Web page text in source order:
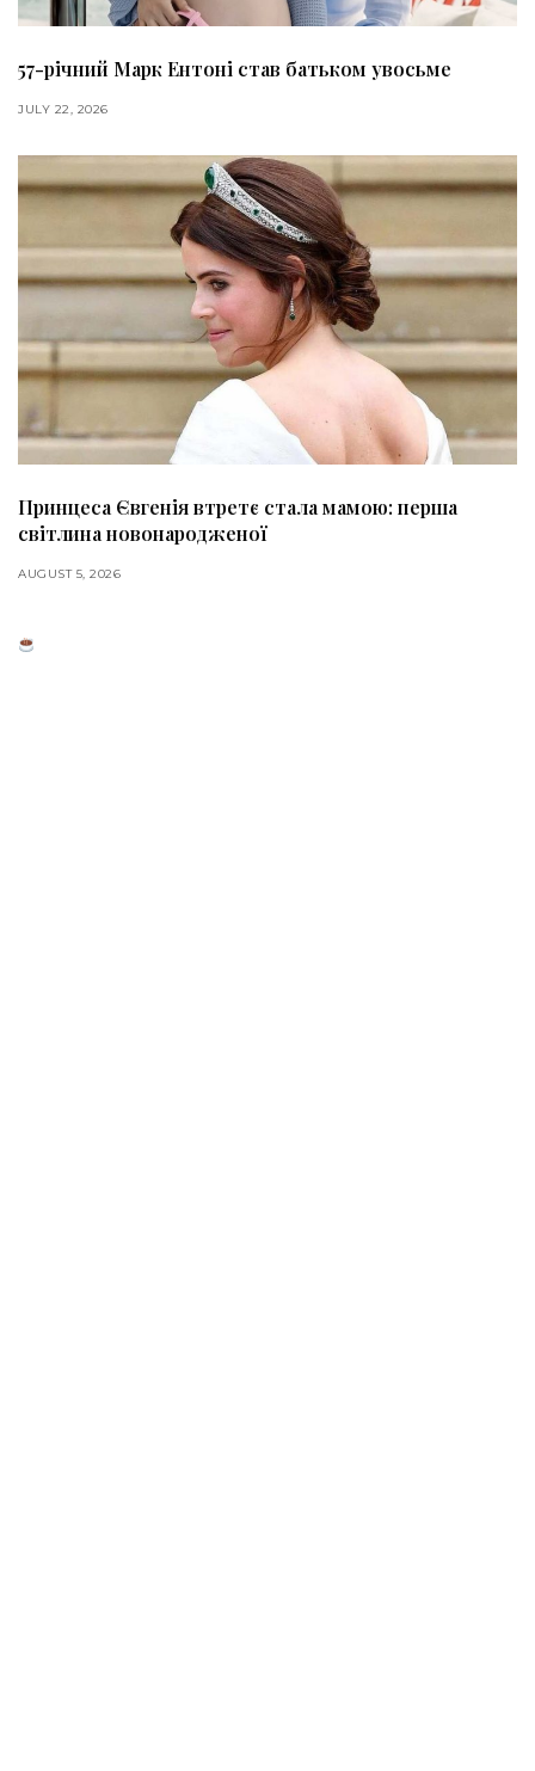
57-річний Марк Ентоні став батьком увосьме
JULY 22, 2026
Принцеса Євгенія втретє стала мамою: перша
світлина новонародженої
AUGUST 5, 2026